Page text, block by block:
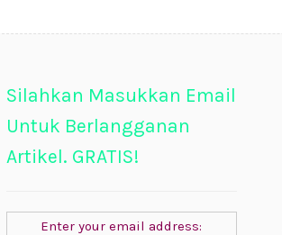
Silahkan Masukkan Email
Untuk Berlangganan
Artikel. GRATIS!
Enter your email address: